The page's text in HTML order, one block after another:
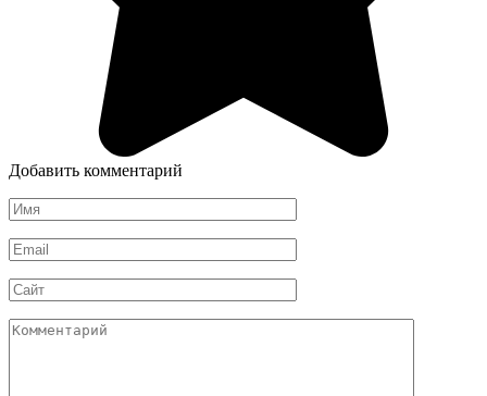
Добавить комментарий
Имя
*
Email
*
Сайт
Комментарий